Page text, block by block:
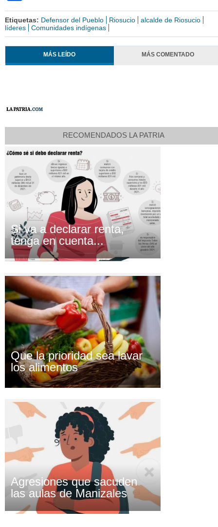
Etiquetas: Defensor del Pueblo Riosucio
alcalde de Riosucio
líderes
Comunidades indígenas
MÁS LEÍDO MÁS COMENTADO
RECOMENDADOS LA PATRIA
Si va a declarar renta,
tenga en cuenta...
Que la prioridad sea lavar
los alimentos
Agresiones que sacuden
las aulas de Manizales